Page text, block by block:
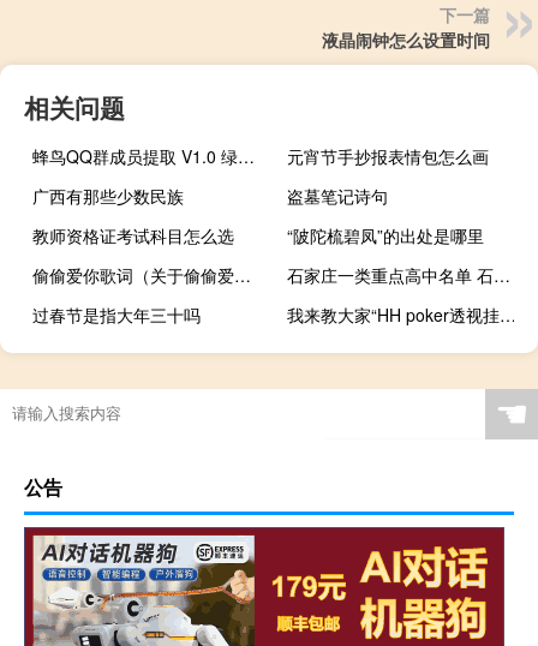
下一篇
液晶闹钟怎么设置时间
相关问题
蜂鸟QQ群成员提取 V1.0 绿色免费版（蜂鸟QQ群成员提取 V1.0 绿色免费版功能简介）
元宵节手抄报表情包怎么画
广西有那些少数民族
盗墓笔记诗句
教师资格证考试科目怎么选
“陂陀梳碧凤”的出处是哪里
偷偷爱你歌词（关于偷偷爱你歌词的介绍）
石家庄一类重点高中名单 石家庄一类重点高中有哪些
过春节是指大年三十吗
我来教大家“HH poker透视挂作弊方法”原来真可以开挂
☚
公告